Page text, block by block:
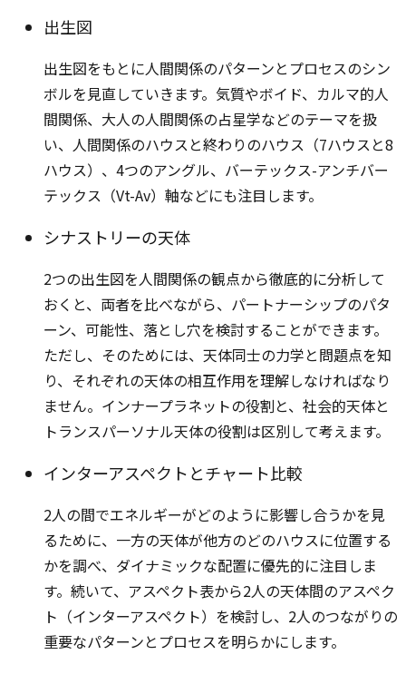
出生図
出生図をもとに人間関係のパターンとプロセスのシン
ボルを見直していきます。気質やボイド、カルマ的人
間関係、大人の人間関係の占星学などのテーマを扱
い、人間関係のハウスと終わりのハウス（7ハウスと8
ハウス）、4つのアングル、バーテックス-アンチバー
テックス（Vt-Av）軸などにも注目します。
シナストリーの天体
2つの出生図を人間関係の観点から徹底的に分析して
おくと、両者を比べながら、パートナーシップのパタ
ーン、可能性、落とし穴を検討することができます。
ただし、そのためには、天体同士の力学と問題点を知
り、それぞれの天体の相互作用を理解しなければなり
ません。インナープラネットの役割と、社会的天体と
トランスパーソナル天体の役割は区別して考えます。
インターアスペクトとチャート比較
2人の間でエネルギーがどのように影響し合うかを見
るために、一方の天体が他方のどのハウスに位置する
かを調べ、ダイナミックな配置に優先的に注目しま
す。続いて、アスペクト表から2人の天体間のアスペク
ト（インターアスペクト）を検討し、2人のつながりの
重要なパターンとプロセスを明らかにします。